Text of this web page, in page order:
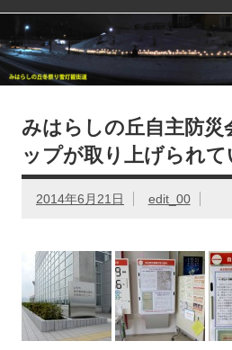
みはらしの丘自主防災
ップが取り上げられて
2014年6月21日 edit_00